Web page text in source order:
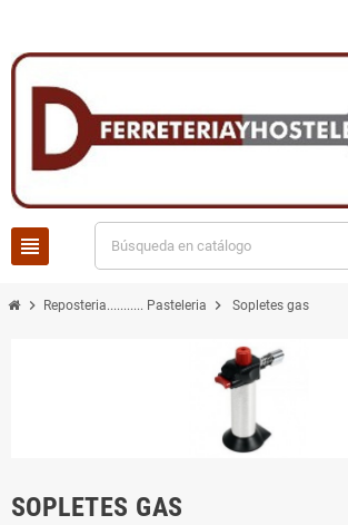
view_headline
chevron_right Reposteria........... Pasteleria chevron_right Sopletes gas
SOPLETES GAS